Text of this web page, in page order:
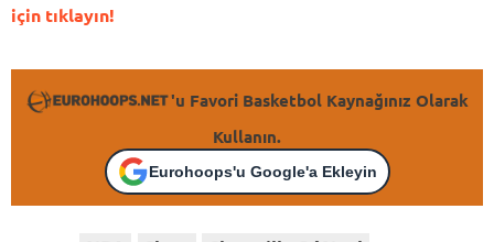
için tıklayın!
'u Favori Basketbol Kaynağınız Olarak
Kullanın.
Eurohoops'u Google'a Ekleyin